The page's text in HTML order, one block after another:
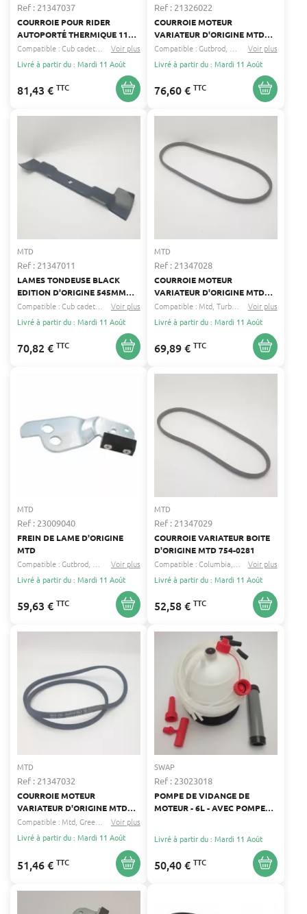
Ref : 21347037
COURROIE POUR RIDER
AUTOPORTÉ THERMIQUE 11
MM X 15.6 MM - BESTGARDEN,
CUB CADET, MTD, YARD-MAN
Compatible : Cub cadetMassey ferguson...
Voir plus
Livré à partir du : Mardi 11 Août
81,43 € TTC
Ref : 21326022
COURROIE MOTEUR
VARIATEUR D'ORIGINE MTD
754-0467A
Compatible :Gutbrod Yard-man...
Voir plus
Livré à partir du : Mardi 11 Août
76,60 € TTC
MTD
Ref : 21347011
LAMES TONDEUSE BLACK
EDITION D'ORIGINE 545MM
MTD 742-05253
Compatible : Black edition
Voir plus
Livré à partir du : Mardi 11 Août
70,82 € TTC
MTD
Ref : 21347028
COURROIE MOTEUR
VARIATEUR D'ORIGINE MTD
754-0280A
Compatible : Mtd Turbo silent ...
Voir plus
Livré à partir du : Mardi 11 Août
69,89 € TTC
MTD
Ref : 23009040
FREIN DE LAME D'ORIGINE
MTD
Compatible :Gutbrod ...
Voir plus
Livré à partir du : Mardi 11 Août
59,63 € TTC
MTD
Ref : 21347029
COURROIE VARIATEUR BOITE
D'ORIGINE MTD 754-0281
Compatible :Columbia Raiffeisen...
Voir plus
Livré à partir du : Mardi 11 Août
52,58 € TTC
MTD
Ref : 21347032
COURROIE MOTEUR
VARIATEUR D'ORIGINE MTD
754-04001A
Compatible : Mtd Greencut ...
Voir plus
Livré à partir du : Mardi 11 Août
51,46 € TTC
SWAP
Ref : 23023018
POMPE DE VIDANGE DE
MOTEUR - 6L - AVEC POMPE
Livré à partir du : Mardi 11 Août
50,40 € TTC